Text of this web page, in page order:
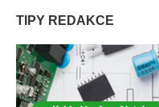
TIPY REDAKCE